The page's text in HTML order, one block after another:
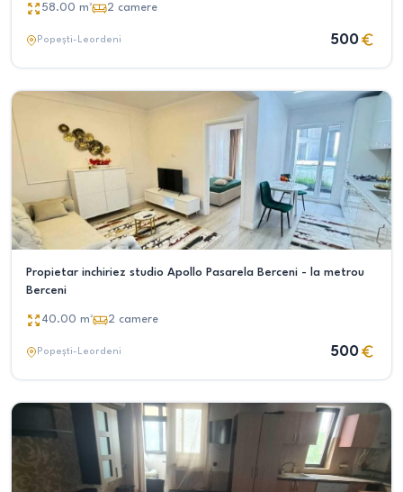
58.00 m² 2 camere
Popești-Leordeni 500
Propietar inchiriez studio Apollo Pasarela Berceni - la metrou
Berceni
40.00 m² 2 camere
Popești-Leordeni 500